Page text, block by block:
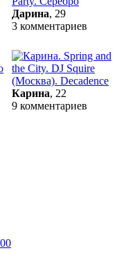
Дарина, 29
3 комментариев
Карина, 22
9 комментариев